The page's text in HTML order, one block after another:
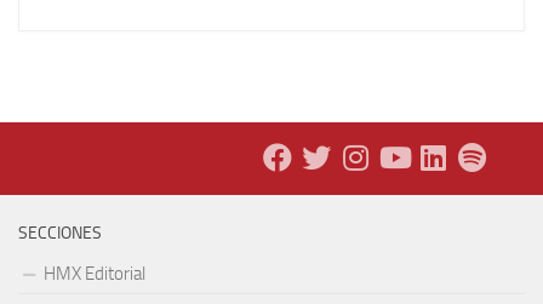
SECCIONES
HMX Editorial